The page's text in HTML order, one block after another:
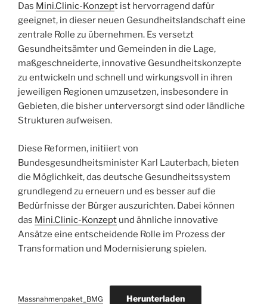
Das Mini.Clinic-Konzept ist hervorragend dafür
geeignet, in dieser neuen Gesundheitslandschaft eine
zentrale Rolle zu übernehmen. Es versetzt
Gesundheitsämter und Gemeinden in die Lage,
maßgeschneiderte, innovative Gesundheitskonzepte
zu entwickeln und schnell und wirkungsvoll in ihren
jeweiligen Regionen umzusetzen, insbesondere in
Gebieten, die bisher unterversorgt sind oder ländliche
Strukturen aufweisen.
Diese Reformen, initiiert von
Bundesgesundheitsminister Karl Lauterbach, bieten
die Möglichkeit, das deutsche Gesundheitssystem
grundlegend zu erneuern und es besser auf die
Bedürfnisse der Bürger auszurichten. Dabei können
das Mini.Clinic-Konzept und ähnliche innovative
Ansätze eine entscheidende Rolle im Prozess der
Transformation und Modernisierung spielen.
Massnahmenpaket_BMG Herunterladen